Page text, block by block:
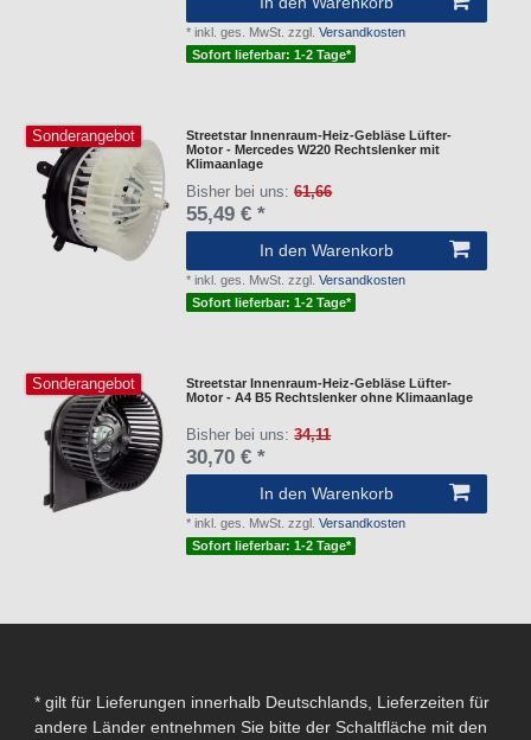
*inkl. ges. MwSt. zzgl.Versandkosten
Sofort lieferbar: 1-2 Tage*
Sonderangebot
Streetstar Innenraum-Heiz-Gebläse Lüfter-
Motor - Mercedes W220 Rechtslenker mit
Klimaanlage
Bisher bei uns:61,66
55,49 € *
In den Warenkorb
*inkl. ges. MwSt. zzgl.Versandkosten
Sofort lieferbar: 1-2 Tage*
Sonderangebot
Streetstar Innenraum-Heiz-Gebläse Lüfter-
Motor - A4 B5 Rechtslenker ohne Klimaanlage
Bisher bei uns:34,11
30,70 € *
In den Warenkorb
*inkl. ges. MwSt. zzgl.Versandkosten
Sofort lieferbar: 1-2 Tage*
* gilt für Lieferungen innerhalb Deutschlands, Lieferzeiten für
andere Länder entnehmen Sie bitte der Schaltfläche mit den